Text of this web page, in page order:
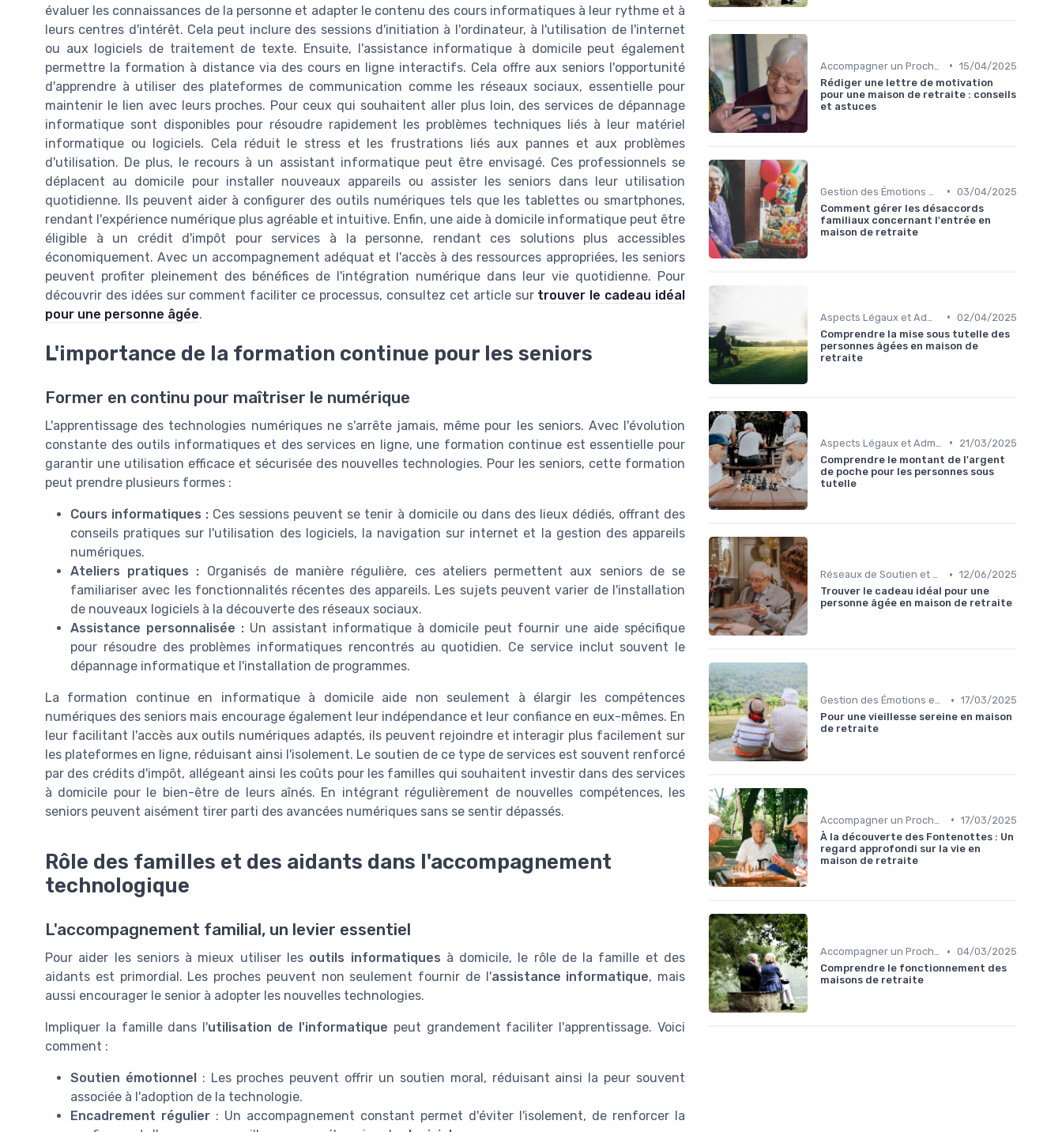
évaluer les connaissances de la personne et adapter le contenu des cours informatiques à leur rythme et à
leurs centres d'intérêt. Cela peut inclure des sessions d'initiation à l'ordinateur, à l'utilisation de l'internet
ou aux logiciels de traitement de texte. Ensuite, l'assistance informatique à domicile peut également
permettre la formation à distance via des cours en ligne interactifs. Cela offre aux seniors l'opportunité
d'apprendre à utiliser des plateformes de communication comme les réseaux sociaux, essentielle pour
maintenir le lien avec leurs proches. Pour ceux qui souhaitent aller plus loin, des services de dépannage
informatique sont disponibles pour résoudre rapidement les problèmes techniques liés à leur matériel
informatique ou logiciels. Cela réduit le stress et les frustrations liés aux pannes et aux problèmes
d'utilisation. De plus, le recours à un assistant informatique peut être envisagé. Ces professionnels se
déplacent au domicile pour installer nouveaux appareils ou assister les seniors dans leur utilisation
quotidienne. Ils peuvent aider à configurer des outils numériques tels que les tablettes ou smartphones,
rendant l'expérience numérique plus agréable et intuitive. Enfin, une aide à domicile informatique peut être
éligible à un crédit d'impôt pour services à la personne, rendant ces solutions plus accessibles
économiquement. Avec un accompagnement adéquat et l'accès à des ressources appropriées, les seniors
peuvent profiter pleinement des bénéfices de l'intégration numérique dans leur vie quotidienne. Pour
découvrir des idées sur comment faciliter ce processus, consultez cet article sur trouver le cadeau idéal
pour une personne âgée.
L'importance de la formation continue pour les seniors
Former en continu pour maîtriser le numérique
L'apprentissage des technologies numériques ne s'arrête jamais, même pour les seniors. Avec l'évolution
constante des outils informatiques et des services en ligne, une formation continue est essentielle pour
garantir une utilisation efficace et sécurisée des nouvelles technologies. Pour les seniors, cette formation
peut prendre plusieurs formes :
Cours informatiques : Ces sessions peuvent se tenir à domicile ou dans des lieux dédiés, offrant des
conseils pratiques sur l'utilisation des logiciels, la navigation sur internet et la gestion des appareils
numériques.
Ateliers pratiques : Organisés de manière régulière, ces ateliers permettent aux seniors de se
familiariser avec les fonctionnalités récentes des appareils. Les sujets peuvent varier de l'installation
de nouveaux logiciels à la découverte des réseaux sociaux.
Assistance personnalisée :Un assistant informatique à domicile peut fournir une aide spécifique
pour résoudre des problèmes informatiques rencontrés au quotidien. Ce service inclut souvent le
dépannage informatique et l'installation de programmes.
La formation continue en informatique à domicile aide non seulement à élargir les compétences
numériques des seniors mais encourage également leur indépendance et leur confiance en eux-mêmes. En
leur facilitant l'accès aux outils numériques adaptés, ils peuvent rejoindre et interagir plus facilement sur
les plateformes en ligne, réduisant ainsi l'isolement. Le soutien de ce type de services est souvent renforcé
par des crédits d'impôt, allégeant ainsi les coûts pour les familles qui souhaitent investir dans des services
à domicile pour le bien-être de leurs aînés. En intégrant régulièrement de nouvelles compétences, les
seniors peuvent aisément tirer parti des avancées numériques sans se sentir dépassés.
Rôle des familles et des aidants dans l'accompagnement
technologique
L'accompagnement familial, un levier essentiel
Pour aider les seniors à mieux utiliser les outils informatiques à domicile, le rôle de la famille et des
aidants est primordial. Les proches peuvent non seulement fournir de l'assistance informatique, mais
aussi encourager le senior à adopter les nouvelles technologies.
Impliquer la famille dans l'utilisation de l'informatique peut grandement faciliter l'apprentissage. Voici
comment :
Soutien émotionnel: Les proches peuvent offrir un soutien moral, réduisant ainsi la peur souvent
associée à l'adoption de la technologie.
Encadrement régulier : Un accompagnement constant permet d'éviter l'isolement, de renforcer la
• 15/04/2025
Rédiger une lettre de motivation
pour une maison de retraite : conseils
et astuces
• 03/04/2025
Comment gérer les désaccords
familiaux concernant l'entrée en
maison de retraite
• 02/04/2025
Comprendre la mise sous tutelle des
personnes âgées en maison de
retraite
•
21/03/2025
Comprendre le montant de l'argent
de poche pour les personnes sous
tutelle
Réseaux de Soutien et Groupes de Parole • 12/06/2025
Trouver le cadeau idéal pour une
personne âgée en maison de retraite
Gestion des Émotions et du Changement • 17/03/2025
Pour une vieillesse sereine en maison
de retraite
• 17/03/2025
À la découverte des Fontenottes : Un
regard approfondi sur la vie en
maison de retraite
Accompagner un Proche en Maison de Retraite • 04/03/2025
Comprendre le fonctionnement des
maisons de retraite